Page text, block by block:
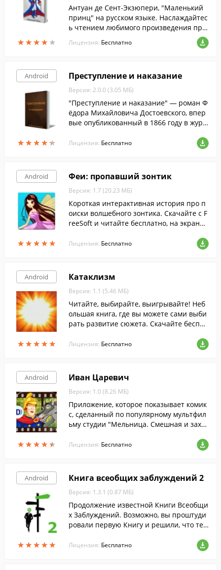
★★★★ ★
★★★★ ★
Антуан де Сент-Экзюпери, "Маленький
принц" на русском языке. Наслаждайтес
ь чтением любимого произведения пря
мо на экране своего мобильного устройс
тва.
Лицензия: Бесплатно
Android
★★★★★
★★★★★
Преступление и наказание
Версия: 2.0.0 (3.05 МБ)
"Преступление и наказание" — роман Ф
ёдора Михайловича Достоевского, впер
вые опубликованный в 1866 году в журн
Лицензия: Бесплатно
Android
★★★★★
★★★★★
Феи: пропавший зонтик
Версия: 1.7 (20.23 МБ)
Короткая интерактивная история про п
оиски волшебного зонтика. Скачайте с F
reeSoft и читайте бесплатно, на экране
Лицензия: Бесплатно
Android
★★★★★
★★★★★
Катаклизм
Версия: 1.1 (5.46 МБ)
Читайте, выбирайте, выигрывайте! Неб
ольшая книга, где вы можете сами выби
рать развитие сюжета. Скачайте беспла
Лицензия: Бесплатно
Android
★★★★★
★★★★★
Иван Царевич
Версия: 1.0 (8.26 МБ)
Приложение, которое показывает комик
с, сделанный по популярному мультфил
ьму студии "Мельница. Смешная и захв
хорошо знакомые с детства.
Лицензия: Бесплатно
Android
★★★★★
★★★★★
Книга всеобщих заблуждений 2
Версия: 1.3.1 (0.87 МБ)
Продолжение известной Книги Всеобщи
х Заблуждений. Возможно, вы проштуди
ровали первую Книгу и решили, что теп
своей эрудицией. Но это не совсем так.
Лицензия: Бесплатно